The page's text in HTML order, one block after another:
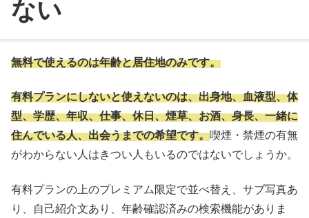
ない
無料で使えるのは年齢と居住地のみです。
有料プランにしないと使えないのは、出身地、血液型、体
型、学歴、年収、仕事、休日、煙草、お酒、身長、一緒に
住んでいる人、出会うまでの希望です。喫煙・禁煙の有無
がわからない人はきつい人もいるのではないでしょうか。
有料プランの上のプレミアム限定で並べ替え、サブ写真あ
り、自己紹介文あり、年齢確認済みの検索機能がありま